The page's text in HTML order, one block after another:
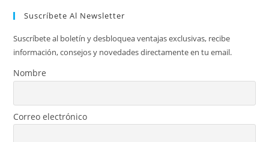
Suscríbete Al Newsletter
Suscríbete al boletín y desbloquea ventajas exclusivas, recibe
información, consejos y novedades directamente en tu email.
Nombre
Correo electrónico